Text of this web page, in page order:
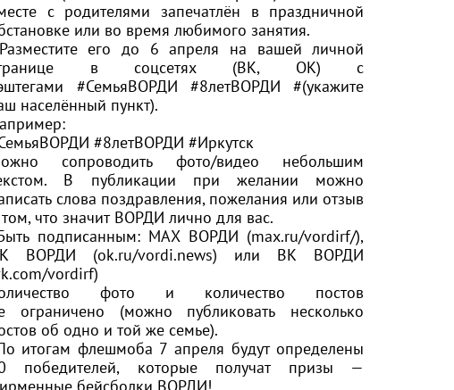
с родителями запечатлён в праздничной
или во время любимого занятия.
его до 6 апреля на вашей личной
в соцсетях (ВК, ОК) с
#СемьяВОРДИ #8летВОРДИ #(укажите
населённый пункт).
#8летВОРДИ #Иркутск
сопроводить фото/видео небольшим
В публикации при желании можно
слова поздравления, пожелания или отзыв
что значит ВОРДИ лично для вас.
подписанным: МАХ ВОРДИ (max.ru/vordirf/),
ВОРДИ (ok.ru/vordi.news) или ВК ВОРДИ
vordirf)
фото и количество постов
ограничено (можно публиковать несколько
об одно и той же семье).
итогам флешмоба 7 апреля будут определены
победителей, которые получат призы —